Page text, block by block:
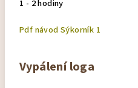
1 - 2 hodiny
Pdf návod Sýkorník 1
Vypálení loga